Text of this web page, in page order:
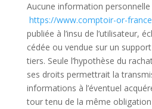
Aucune information personnelle
https://www.comptoir-or-
publiée à l’insu de l’utilisateur,
cédée ou vendue sur un
tiers. Seule l’hypothèse du
ses droits permettrait la
informations à l’éventuel
tour tenu de la même